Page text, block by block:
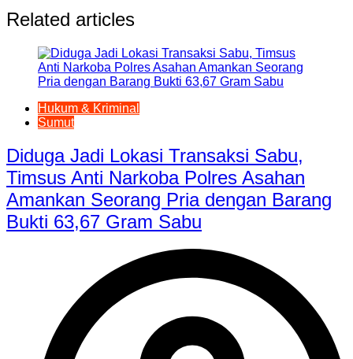
Related articles
Hukum & Kriminal
Sumut
Diduga Jadi Lokasi Transaksi Sabu,
Timsus Anti Narkoba Polres Asahan
Amankan Seorang Pria dengan Barang
Bukti 63,67 Gram Sabu